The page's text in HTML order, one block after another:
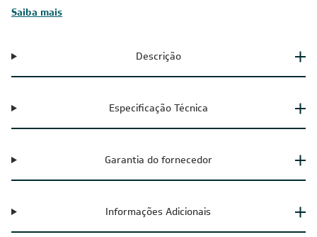
Saiba mais
Descrição
Especificação Técnica
Garantia do fornecedor
Informações Adicionais